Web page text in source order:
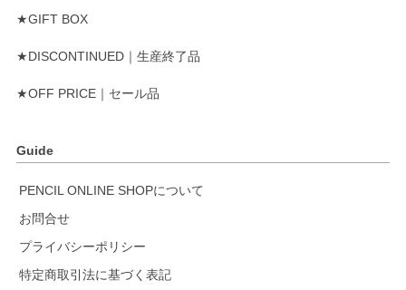
★GIFT BOX
★DISCONTINUED｜生産終了品
★OFF PRICE｜セール品
Guide
PENCIL ONLINE SHOPについて
お問合せ
プライバシーポリシー
特定商取引法に基づく表記